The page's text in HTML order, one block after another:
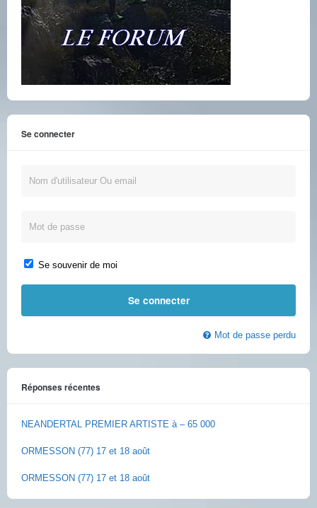
Se connecter
Se souvenir de moi
Mot de passe perdu
Réponses récentes
NEANDERTAL PREMIER ARTISTE à – 65 000
ORMESSON (77) 17 et 18 août
ORMESSON (77) 17 et 18 août